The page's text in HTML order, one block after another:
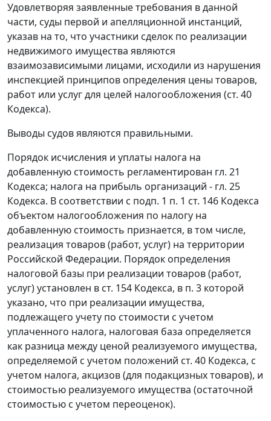
Удовлетворяя заявленные требования в данной
части, суды первой и апелляционной инстанций,
указав на то, что участники сделок по реализации
недвижимого имущества являются
взаимозависимыми лицами, исходили из нарушения
инспекцией принципов определения цены товаров,
работ или услуг для целей налогообложения (ст. 40
Кодекса).
Выводы судов являются правильными.
Порядок исчисления и уплаты налога на
добавленную стоимость регламентирован гл. 21
Кодекса; налога на прибыль организаций - гл. 25
Кодекса. В соответствии с подп. 1 п. 1 ст. 146 Кодекса
объектом налогообложения по налогу на
добавленную стоимость признается, в том числе,
реализация товаров (работ, услуг) на территории
Российской Федерации. Порядок определения
налоговой базы при реализации товаров (работ,
услуг) установлен в ст. 154 Кодекса, в п. 3 которой
указано, что при реализации имущества,
подлежащего учету по стоимости с учетом
уплаченного налога, налоговая база определяется
как разница между ценой реализуемого имущества,
определяемой с учетом положений ст. 40 Кодекса, с
учетом налога, акцизов (для подакцизных товаров), и
стоимостью реализуемого имущества (остаточной
стоимостью с учетом переоценок).